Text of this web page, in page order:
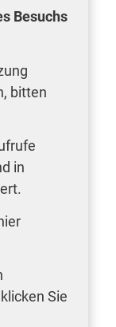
Besuchs
bitten
in
Sie